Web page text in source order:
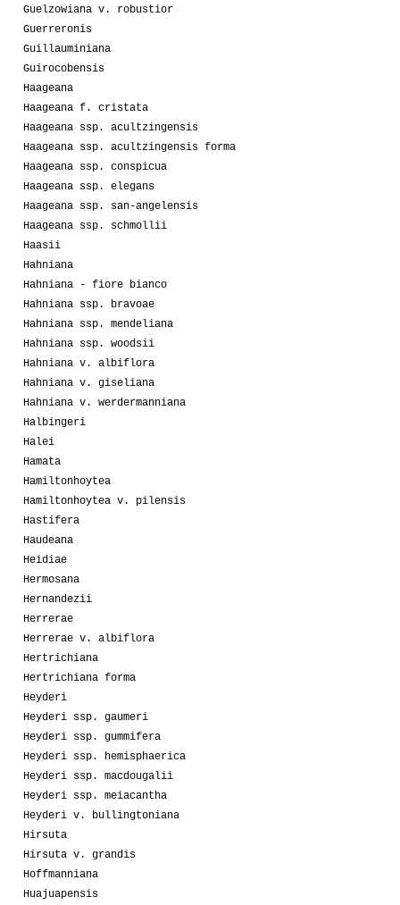
Guelzowiana v. robustior
Guerreronis
Guillauminiana
Guirocobensis
Haageana
Haageana f. cristata
Haageana ssp. acultzingensis
Haageana ssp. acultzingensis forma
Haageana ssp. conspicua
Haageana ssp. elegans
Haageana ssp. san-angelensis
Haageana ssp. schmollii
Haasii
Hahniana
Hahniana - fiore bianco
Hahniana ssp. bravoae
Hahniana ssp. mendeliana
Hahniana ssp. woodsii
Hahniana v. albiflora
Hahniana v. giseliana
Hahniana v. werdermanniana
Halbingeri
Halei
Hamata
Hamiltonhoytea
Hamiltonhoytea v. pilensis
Hastifera
Haudeana
Heidiae
Hermosana
Hernandezii
Herrerae
Herrerae v. albiflora
Hertrichiana
Hertrichiana forma
Heyderi
Heyderi ssp. gaumeri
Heyderi ssp. gummifera
Heyderi ssp. hemisphaerica
Heyderi ssp. macdougalii
Heyderi ssp. meiacantha
Heyderi v. bullingtoniana
Hirsuta
Hirsuta v. grandis
Hoffmanniana
Huajuapensis